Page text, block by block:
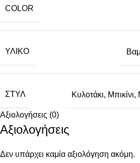
COLOR
ΥΛΙΚΌ
ΣΤΥΛ Κυλοτάκι, Μπικίνι,
Αξιολογήσεις (0)
Αξιολογήσεις
Δεν υπάρχει καμία αξιολόγηση ακόμη.